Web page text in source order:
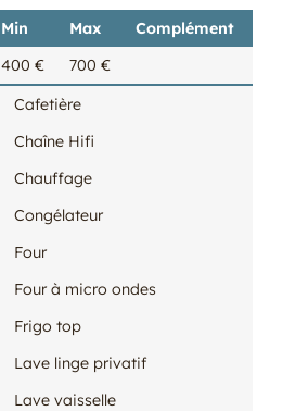
Min Max
Complément
400 €
700 €
Cafetière
Chaîne Hifi
Chauffage
Congélateur
Four
Four à micro ondes
Frigo top
Lave linge privatif
Lave vaisselle